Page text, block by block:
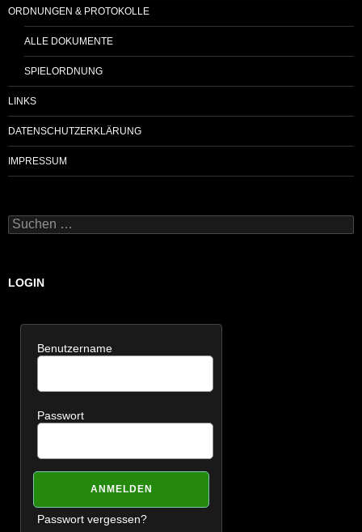
ORDNUNGEN & PROTOKOLLE
ALLE DOKUMENTE
SPIELORDNUNG
LINKS
DATENSCHUTZERKLÄRUNG
IMPRESSUM
Suchen
nach:
LOGIN
Benutzername
Passwort
Passwort vergessen?